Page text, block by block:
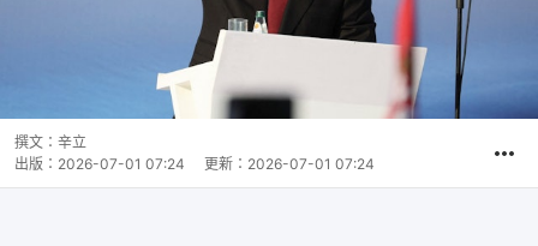
撰文： 辛立
出版： 2026-07-01 07:24 更新： 2026-07-01 07:24